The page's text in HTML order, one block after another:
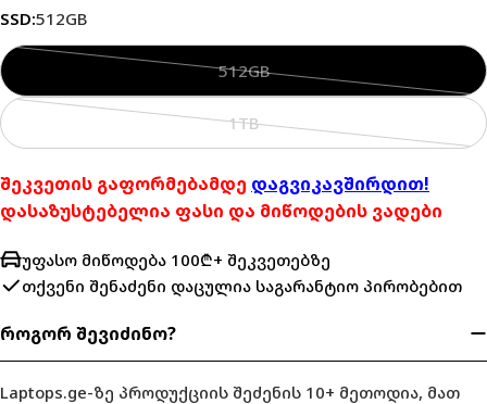
SSD:512GB
512GB
ვარიანტი
ან
არის
მარაგში
1TB
ვარიანტი
ან
არ
მარაგში
შეკვეთის გაფორმებამდე დაგვიკავშირდით!
დასაზუსტებელია ფასი და მიწოდების ვადები
უფასო მიწოდება 100₾+ შეკვეთებზე
თქვენი შენაძენი დაცულია საგარანტიო პირობებით
როგორ შევიძინო?
Laptops.ge-ზე პროდუქციის შეძენის 10+ მეთოდია, მათ